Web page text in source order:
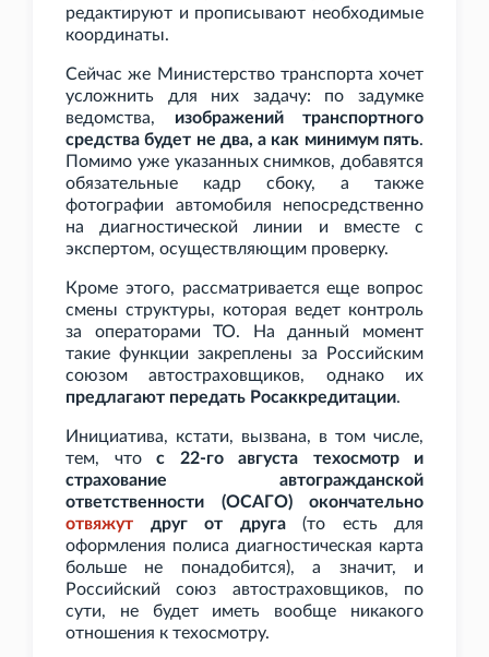
редактируют и прописывают необходимые
координаты.
Сейчас же Министерство транспорта хочет
усложнить для них задачу: по задумке
ведомства, изображений транспортного
средства будет не два, а как минимум пять.
Помимо уже указанных снимков, добавятся
обязательные кадр сбоку, а также
фотографии автомобиля непосредственно
на диагностической линии и вместе с
экспертом, осуществляющим проверку.
Кроме этого, рассматривается еще вопрос
смены структуры, которая ведет контроль
за операторами ТО. На данный момент
такие функции закреплены за Российским
союзом автостраховщиков, однако их
предлагают передать Росаккредитации.
Инициатива, кстати, вызвана, в том числе,
тем, что с 22-го августа техосмотр и
страхование автогражданской
ответственности (ОСАГО) окончательно
отвяжут друг от друга(то есть для
оформления полиса диагностическая карта
больше не понадобится), а значит, и
Российский союз автостраховщиков, по
сути, не будет иметь вообще никакого
отношения к техосмотру.